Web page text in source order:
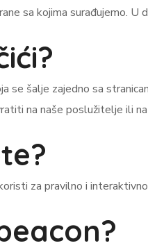
sa kojima surađujemo.
se šalje zajedno sa
na naše poslužitelje
za pravilno i